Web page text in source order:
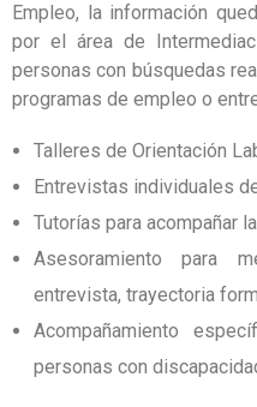
Empleo, la información
por el área de
personas con búsquedas
programas de empleo o
Talleres de Orientación
Entrevistas individuales
Tutorías para acompañar
Asesoramiento para
entrevista, trayectoria
Acompañamiento
personas con